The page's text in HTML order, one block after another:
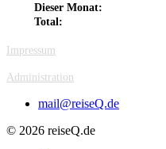
Dieser Monat:
Total:
Impressum
Administration
mail@reiseQ.de
© 2026 reiseQ.de